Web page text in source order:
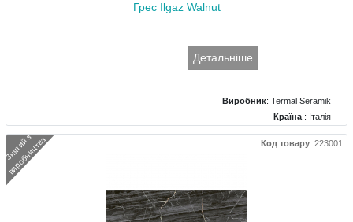
Грес Ilgaz Walnut
Детальніше
Виробник: Termal Seramik
Країна : Італія
Поверхня: Матова
Колір: Коричневий
З
н
я
т
и
й
з
в
и
р
о
б
н
и
ц
т
в
а Код товару: 223001